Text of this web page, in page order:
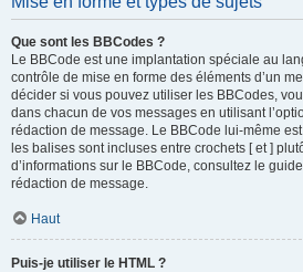
Que sont les BBCodes ?
Le BBCode est une implantation spéciale au
contrôle de mise en forme des éléments d’un
décider si vous pouvez utiliser les BBCodes,
dans chacun de vos messages en utilisant
rédaction de message. Le BBCode lui-même
les balises sont incluses entre crochets [ et ]
d’informations sur le BBCode, consultez le
rédaction de message.
Haut
Puis-je utiliser le HTML ?